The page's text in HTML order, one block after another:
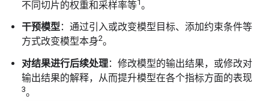
不同切片的权重和采样率等1。
干预模型：通过引入或改变模型目标、添加约束条件等
方式改变模型本身2。
对结果进行后续处理：修改模型的输出结果，或修改对
输出结果的解释，从而提升模型在各个指标方面的表现
3。